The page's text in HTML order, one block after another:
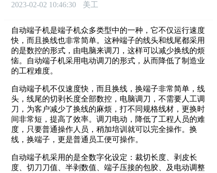
2023-02-02 10:46:30 美工
自动端子机是端子机众多类型中的一种，它不仅运行速度
快，而且换线也非常简单。这种端子的线头和线尾都采用
的是数控的形式，由电脑来调刀，这样可以减少换线的烦
恼。自动端子机采用电动调刀的形式，从而降低了制造业
的工程难度。
自动端子机不仅速度快，而且换线，换端子非常简单，线
头，线尾的切剥长度全部数控，电脑调刀，不需要人工调
刀，为客户减少了换线的麻烦，打不同规格线材，更换时
间非常短，提高了效率。调刀电动，降低了工程人员的难
度，只要普通操作人员，稍加培训就可以完全操作。换
线，换端子，更是普通员工便可操作。
自动端子机采用的是全数字化设定：裁切长度、剥皮长
度、切刀刀值、半剥数值、端子压接的包胶、及电动调整